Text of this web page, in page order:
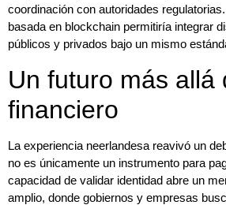
coordinación con autoridades
basada en blockchain permitiría integrar
públicos y privados bajo un mismo
Un futuro más allá
financiero
La experiencia neerlandesa reavivó un
no es únicamente un instrumento para
capacidad de validar identidad abre un
amplio, donde gobiernos y empresas